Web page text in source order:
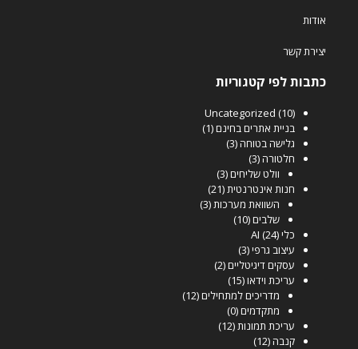
אודות
יצירת קשר
כתבות לפי קטגוריות
Uncategorized (10)
בניית אתרים בחינם(1)
גלישה בטוחה(3)
חלטורה(3)
וולט שליחים(3)
חנות אינטרנטית(21)
השוואת מערכות(3)
שלבים(10)
כלי AI(24)
עיצוב גרפי(3)
עסקים דיגיטליים(2)
עריכת וידאו(15)
מדריכים למתחילים(12)
מתקדמים(0)
עריכת תמונות(12)
קנבה(12)